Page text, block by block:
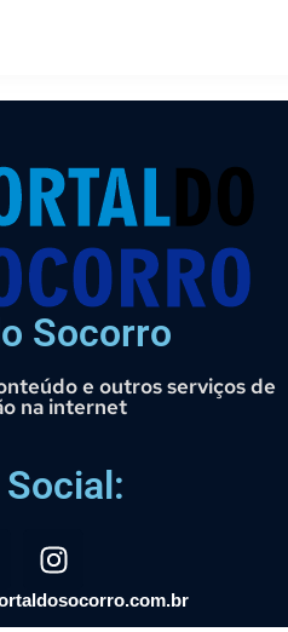
Socorro
e outros serviços de
na internet
Social: